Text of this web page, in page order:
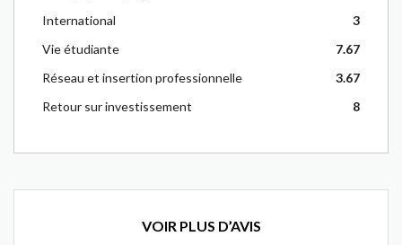
International
3
Vie étudiante
7.67
Réseau et insertion professionnelle
3.67
Retour sur investissement
8
VOIR PLUS D’AVIS